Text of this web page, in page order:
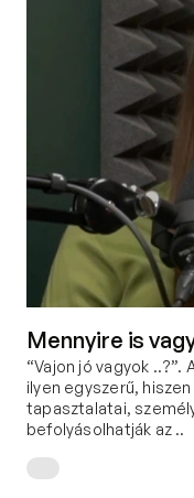
Mennyire is
“Vajon jó vagyok
ilyen egyszerű,
tapasztalatai,
befolyásolhatják az ..